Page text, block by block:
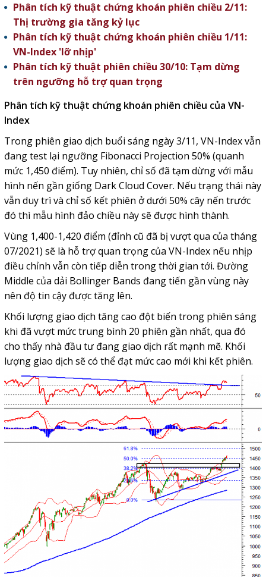
Phân tích kỹ thuật chứng khoán phiên chiều 2/11:
Thị trường gia tăng kỷ lục
Phân tích kỹ thuật chứng khoán phiên chiều 1/11:
VN-Index 'lỡ nhịp'
Phân tích kỹ thuật phiên chiều 30/10: Tạm dừng
trên ngưỡng hỗ trợ quan trọng
Phân tích kỹ thuật chứng khoán phiên chiều của VN-
Index
Trong phiên giao dịch buổi sáng ngày 3/11, VN-Index vẫn
đang test lại ngưỡng Fibonacci Projection 50% (quanh
mức 1,450 điểm). Tuy nhiên, chỉ số đã tạm dừng với mẫu
hình nến gần giống Dark Cloud Cover. Nếu trạng thái này
vẫn duy trì và chỉ số kết phiên ở dưới 50% cây nến trước
đó thì mẫu hình đảo chiều này sẽ được hình thành.
Vùng 1,400-1,420 điểm (đỉnh cũ đã bị vượt qua của tháng
07/2021) sẽ là hỗ trợ quan trọng của VN-Index nếu nhịp
điều chỉnh vẫn còn tiếp diễn trong thời gian tới. Đường
Middle của dải Bollinger Bands đang tiến gần vùng này
nên độ tin cậy được tăng lên.
Khối lượng giao dịch tăng cao đột biến trong phiên sáng
khi đã vượt mức trung bình 20 phiên gần nhất, qua đó
cho thấy nhà đầu tư đang giao dịch rất mạnh mẽ. Khối
lượng giao dịch sẽ có thể đạt mức cao mới khi kết phiên.